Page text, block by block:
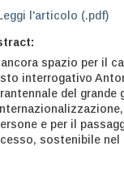
l'articolo (.pdf)
ancora spazio per il
interrogativo
del grande
e per il
sostenibile nel